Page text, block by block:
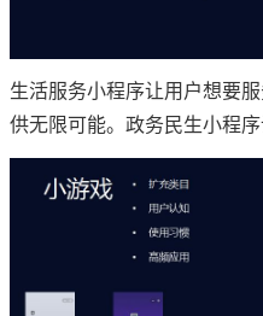
生活服务小程序让用户想要
供无限可能。政务民生小程